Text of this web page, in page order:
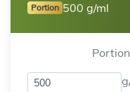
Portion 500 g/ml